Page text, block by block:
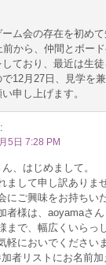
ム会の存在を初めて
前から、仲間とボー
ており、最近は生
12月27日、見学を
申し上げます。
5日 7:28 PM
、はじめまして。
まして申し訳ありま
にご興味をお持ちい
者様は、aoyamaさ
まで、幅広くいらっ
軽においでください
者リストにお名前